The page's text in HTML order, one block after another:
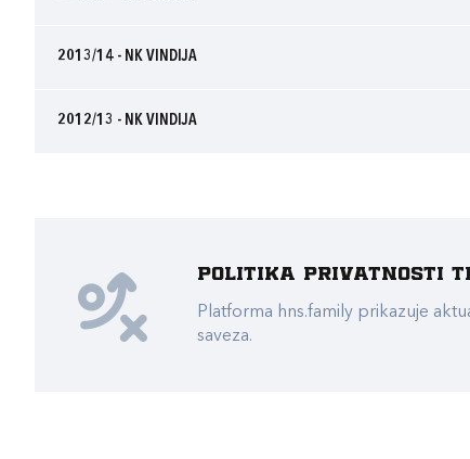
2013/14 - NK VINDIJA
2012/13 - NK VINDIJA
Politika privatnosti
Platforma hns.family prikazuje
saveza.